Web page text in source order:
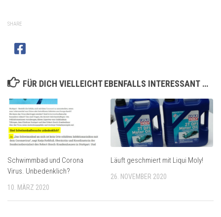
SHARE
FÜR DICH VIELLEICHT EBENFALLS INTERESSANT …
Schwimmbad und Corona
Virus. Unbedenklich?
10. MÄRZ 2020
Läuft geschmiert mit Liqui Moly!
26. NOVEMBER 2020